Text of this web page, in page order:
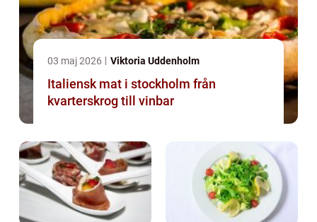
03 maj 2026 Viktoria Uddenholm
Italiensk mat i stockholm från
kvarterskrog till vinbar